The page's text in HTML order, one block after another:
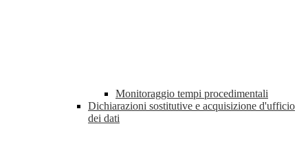
Monitoraggio tempi procedimentali
Dichiarazioni sostitutive e acquisizione d'ufficio
dei dati